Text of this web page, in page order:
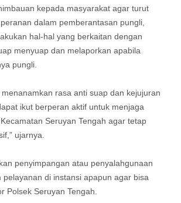
kepada masyarakat agar turut
dalam pemberantasan pungli,
hal-hal yang berkaitan dengan
menyuap dan melaporkan apabila
pungli.
menanamkan rasa anti suap dan kejujuran
ikut berperan aktif untuk menjaga
Seruyan Tengah agar tetap
ujarnya.
penyimpangan atau penyalahgunaan
pelayanan di instansi apapun agar bisa
Polsek Seruyan Tengah.